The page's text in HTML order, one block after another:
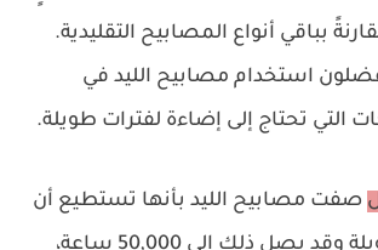
75%، مقارنةً بباقي أنواع المصابيح التقليدية.
استخدام مصابيح الليد في
التي تحتاج إلى إضاءة لفترات طويلة.
صفت مصابيح الليد بأنها تستطيع أن
تستمر لفترة طويلة وقد يصل ذلك إلى 50,000 ساعة،